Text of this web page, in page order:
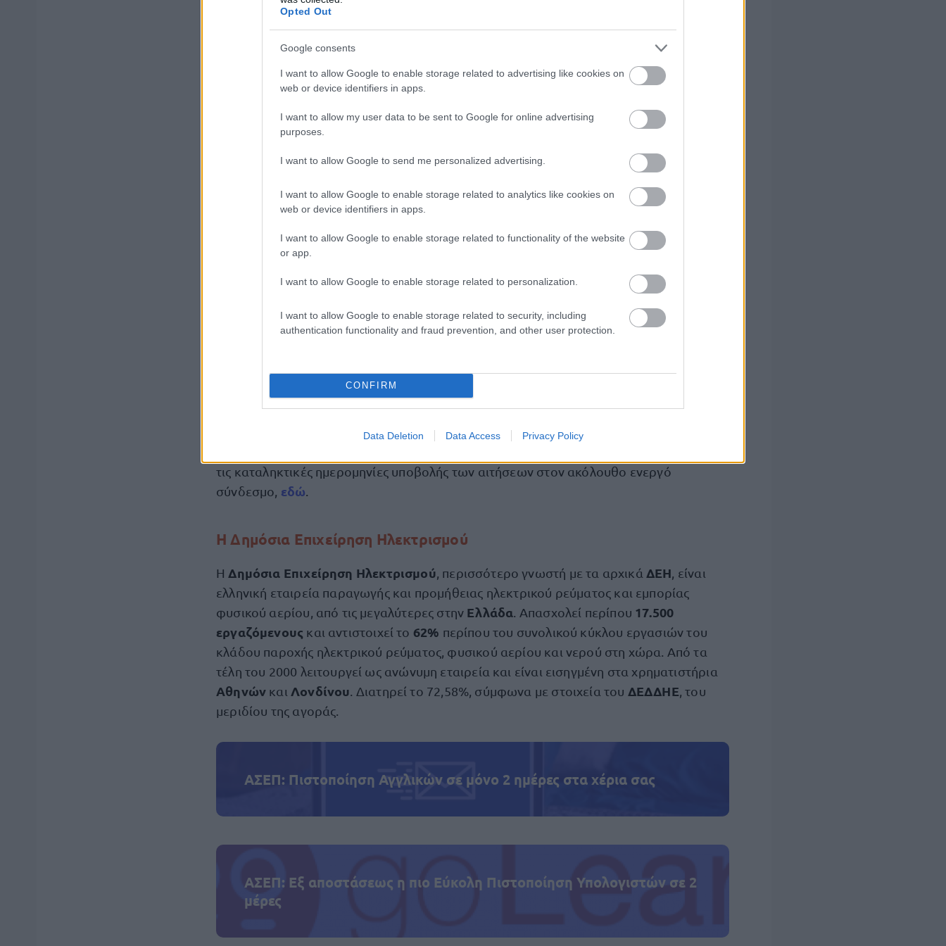
Opted Out
Google consents
I want to allow Google to enable storage related to advertising like cookies on
web or device identifiers in apps.
I want to allow my user data to be sent to Google for online advertising
purposes.
I want to allow Google to send me personalized advertising.
I want to allow Google to enable storage related to analytics like cookies on
web or device identifiers in apps.
I want to allow Google to enable storage related to functionality of the website
or app.
I want to allow Google to enable storage related to personalization.
I want to allow Google to enable storage related to security, including
authentication functionality and fraud prevention, and other user protection.
CONFIRM
Data Deletion Data Access Privacy Policy
Πτυχιούχος Ηλεκτρολόγος Μηχανικός ΤΕ Σταθμών Παραγωγής Ηλεκτρικής
ΤΕ Πτυχιούχος Ηλεκτρολόγος Μηχανικός
ΤΕ Πτυχιούχος Μηχανολόγος Μηχανικός (Βάρδια)
Μηχανοτεχνικός ΑΗΣ, ΥΗΣ και Αεριοστροβίλων (Βάρδια)
ΔΕ Μηχανοτεχνικός ΑΗΣ, ΥΗΣ και Αεριοστροβίλων (Ημερήσιος)
ΔΕ Χειριστής Μηχανημάτων Τεχνικών Έργων (Εκσκαφέων-Φορτωτών)
ΔΕ Μάγειρας Σταθμών Παραγωγής Ηλεκτρικής Ενέργειας
Καθαριστής/Καθαρίστρια Σταθμών Παραγωγής
ΥΕ Εργάτης Σταθμών Παραγωγής
τις καταληκτικές ημερομηνίες υποβολής των αιτήσεων στον ακόλουθο ενεργό
σύνδεσμο, εδώ
Η Δημόσια Επιχείρηση Ηλεκτρισμού
Η Δημόσια Επιχείρηση Ηλεκτρισμού , περισσότερο γνωστή με τα αρχικά ΔΕΗ , είναι
ελληνική εταιρεία παραγωγής και προμήθειας ηλεκτρικού ρεύματος και εμπορίας
φυσικού αερίου, από τις μεγαλύτερες στην Ελλάδα . Απασχολεί περίπου 17.500
εργαζόμενους και αντιστοιχεί το 62% περίπου του συνολικού κύκλου εργασιών του
κλάδου παροχής ηλεκτρικού ρεύματος, φυσικού αερίου και νερού στη χώρα. Από τα
τέλη του 2000 λειτουργεί ως ανώνυμη εταιρεία και είναι εισηγμένη στα χρηματιστήρια
Αθηνών και Λονδίνου . Διατηρεί το 72,58%, σύμφωνα με στοιχεία του ΔΕΔΔΗΕ , του
μεριδίου της αγοράς.
ΑΣΕΠ: Πιστοποίηση Αγγλικών σε μόνο 2 ημέρες στα χέρια σας
ΑΣΕΠ: Εξ αποστάσεως η πιο Εύκολη Πιστοποίηση Υπολογιστών σε 2
μέρες